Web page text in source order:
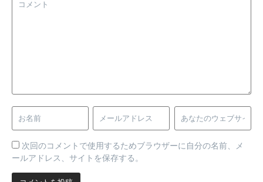
次回のコメントで使用するためブラウザーに自分の名前、メ
ールアドレス、サイトを保存する。